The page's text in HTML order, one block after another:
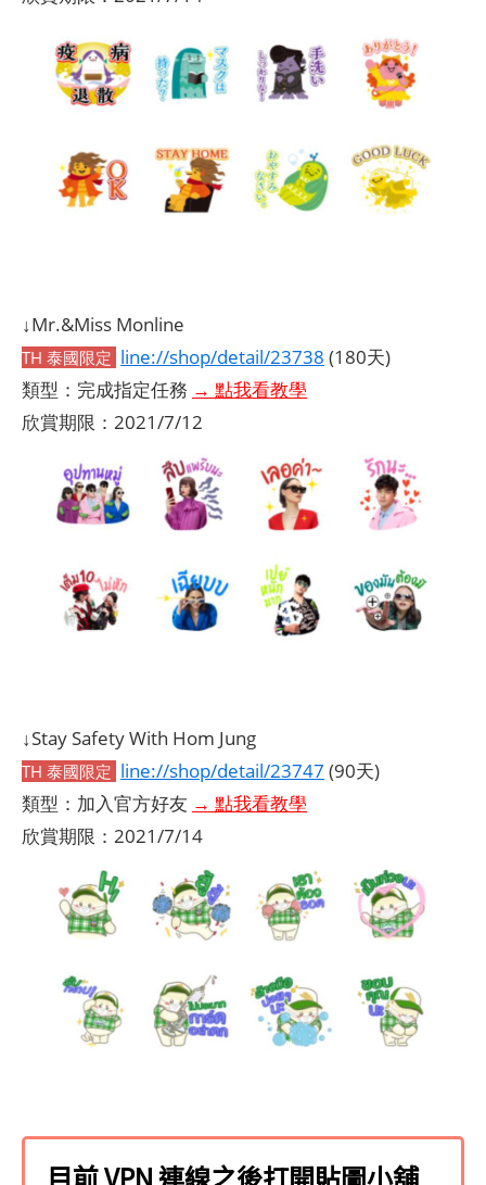
↓Mr.&Miss Monline
TH 泰國限定 line://shop/detail/23738 (180天)
類型：完成指定任務 → 點我看教學
欣賞期限：2021/7/12
↓Stay Safety With Hom Jung
TH 泰國限定 line://shop/detail/23747 (90天)
類型：加入官方好友 → 點我看教學
欣賞期限：2021/7/14
目前 VPN 連線之後打開貼圖小舖